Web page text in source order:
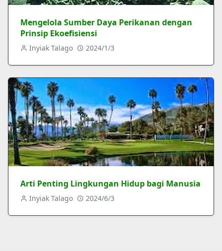
Mengelola Sumber Daya Perikanan dengan
Prinsip Ekoefisiensi
Inyiak Talago 2024/1/3
Arti Penting Lingkungan Hidup bagi Manusia
Inyiak Talago 2024/6/3